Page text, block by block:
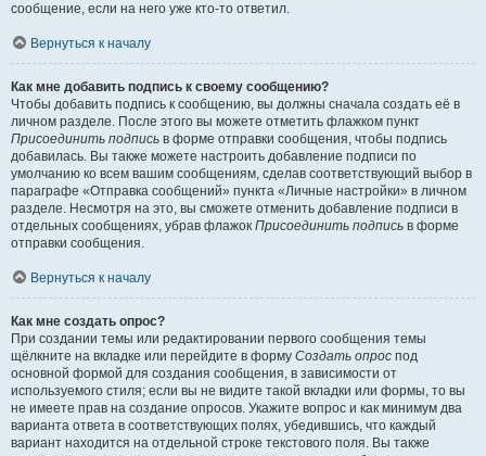
сообщение, если на него уже кто-то ответил.
Вернуться к началу
Как мне добавить подпись к своему сообщению?
Чтобы добавить подпись к сообщению, вы должны сначала создать её в
личном разделе. После этого вы можете отметить флажком пункт
Присоединить подпись в форме отправки сообщения, чтобы подпись
добавилась. Вы также можете настроить добавление подписи по
умолчанию ко всем вашим сообщениям, сделав соответствующий выбор в
параграфе «Отправка сообщений» пункта «Личные настройки» в личном
разделе. Несмотря на это, вы сможете отменить добавление подписи в
отдельных сообщениях, убрав флажок Присоединить подпись в форме
отправки сообщения.
Вернуться к началу
Как мне создать опрос?
При создании темы или редактировании первого сообщения темы
щёлкните на вкладке или перейдите в форму Создать опрос под
основной формой для создания сообщения, в зависимости от
используемого стиля; если вы не видите такой вкладки или формы, то вы
не имеете прав на создание опросов. Укажите вопрос и как минимум два
варианта ответа в соответствующих полях, убедившись, что каждый
вариант находится на отдельной строке текстового поля. Вы также